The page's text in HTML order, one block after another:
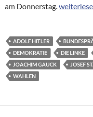
am Donnerstag.Hitler-
ADOLF HITLER
DEMOKRATIE
DIE LINKE
JOACHIM GAUCK
JOSEF
WAHLEN